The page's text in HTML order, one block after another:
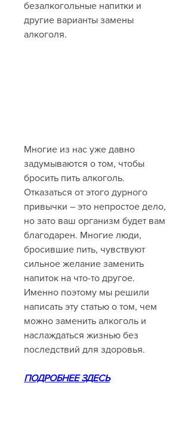
безалкогольные напитки и
другие варианты замены
алкоголя.
Многие из нас уже давно
задумываются о том, чтобы
бросить пить алкоголь.
Отказаться от этого дурного
привычки – это непростое дело,
но зато ваш организм будет вам
благодарен. Многие люди,
бросившие пить, чувствуют
сильное желание заменить
напиток на что-то другое.
Именно поэтому мы решили
написать эту статью о том, чем
можно заменить алкоголь и
наслаждаться жизнью без
последствий для здоровья.
ПОДРОБНЕЕ ЗДЕСЬ